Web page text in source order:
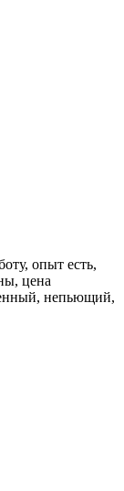
опыт есть,
цена
непьющий,